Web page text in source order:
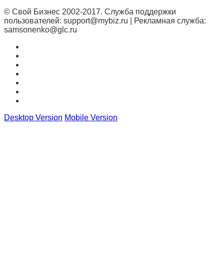
© Свой Бизнес 2002-2017. Служба поддержки
пользователей: support@mybiz.ru | Рекламная служба:
samsonenko@glc.ru
Desktop Version Mobile Version